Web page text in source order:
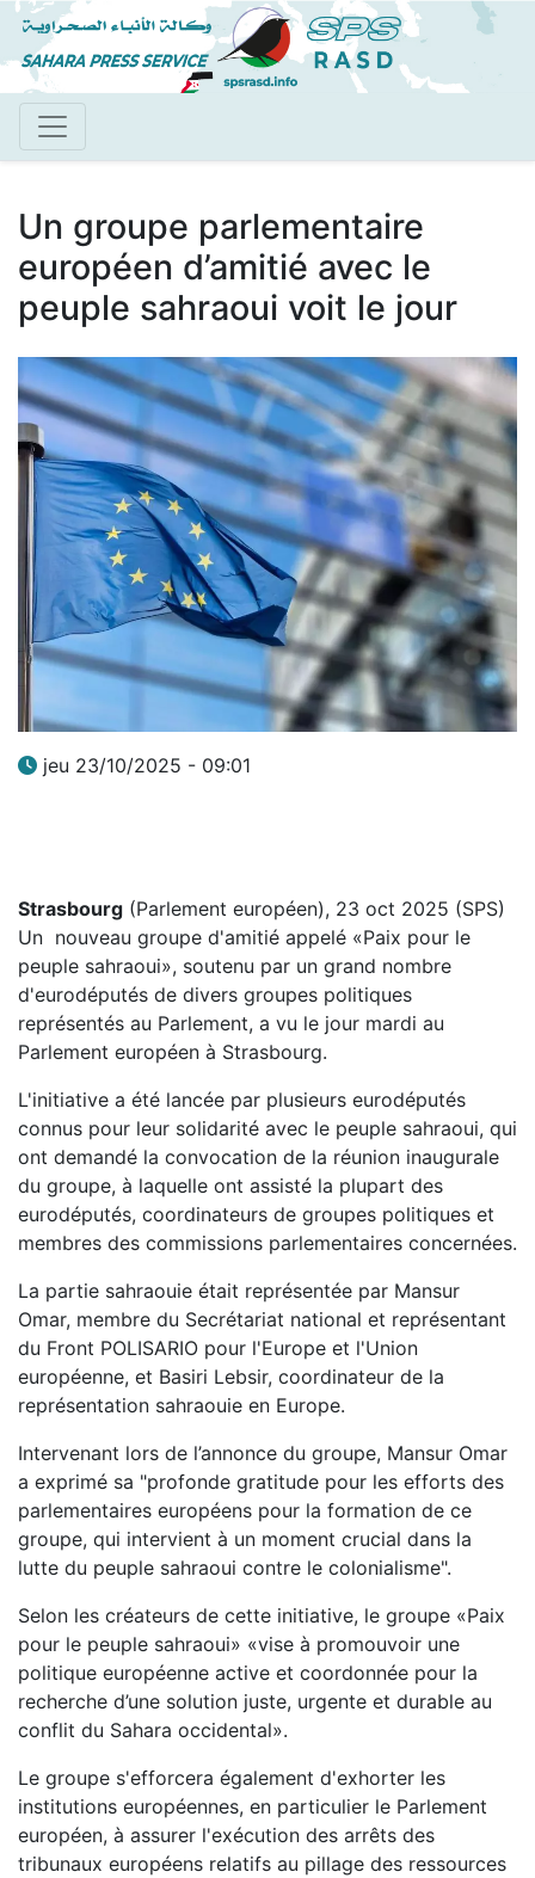
Aller
au
contenu
Un groupe parlementaire
européen d’amitié avec le
peuple sahraoui voit le jour
jeu 23/10/2025 - 09:01
Strasbourg (Parlement européen), 23 oct 2025 (SPS)
Un nouveau groupe d'amitié appelé «Paix pour le
peuple sahraoui», soutenu par un grand nombre
d'eurodéputés de divers groupes politiques
représentés au Parlement, a vu le jour mardi au
Parlement européen à Strasbourg.
L'initiative a été lancée par plusieurs eurodéputés
connus pour leur solidarité avec le peuple sahraoui, qui
ont demandé la convocation de la réunion inaugurale
du groupe, à laquelle ont assisté la plupart des
eurodéputés, coordinateurs de groupes politiques et
membres des commissions parlementaires concernées.
La partie sahraouie était représentée par Mansur
Omar, membre du Secrétariat national et représentant
du Front POLISARIO pour l'Europe et l'Union
européenne, et Basiri Lebsir, coordinateur de la
représentation sahraouie en Europe.
Intervenant lors de l’annonce du groupe, Mansur Omar
a exprimé sa "profonde gratitude pour les efforts des
parlementaires européens pour la formation de ce
groupe, qui intervient à un moment crucial dans la
lutte du peuple sahraoui contre le colonialisme".
Selon les créateurs de cette initiative, le groupe «Paix
pour le peuple sahraoui» «vise à promouvoir une
politique européenne active et coordonnée pour la
recherche d’une solution juste, urgente et durable au
conflit du Sahara occidental».
Le groupe s'efforcera également d'exhorter les
institutions européennes, en particulier le Parlement
européen, à assurer l'exécution des arrêts des
tribunaux européens relatifs au pillage des ressources